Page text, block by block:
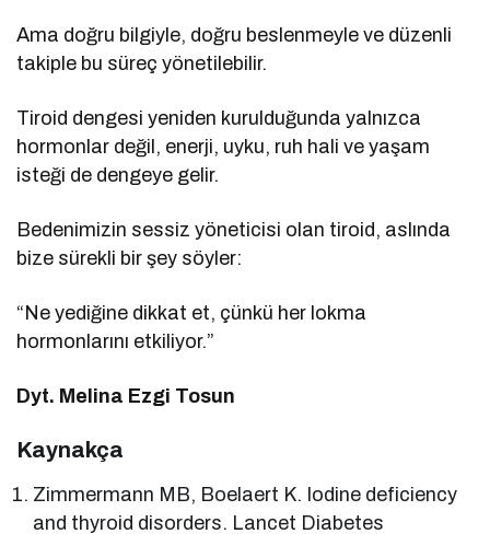
Ama doğru bilgiyle, doğru beslenmeyle ve düzenli
takiple bu süreç yönetilebilir.
Tiroid dengesi yeniden kurulduğunda yalnızca
hormonlar değil, enerji, uyku, ruh hali ve yaşam
isteği de dengeye gelir.
Bedenimizin sessiz yöneticisi olan tiroid, aslında
bize sürekli bir şey söyler:
“Ne yediğine dikkat et, çünkü her lokma
hormonlarını etkiliyor.”
Dyt. Melina Ezgi Tosun
Kaynakça
Zimmermann MB, Boelaert K. Iodine deficiency
and thyroid disorders. Lancet Diabetes